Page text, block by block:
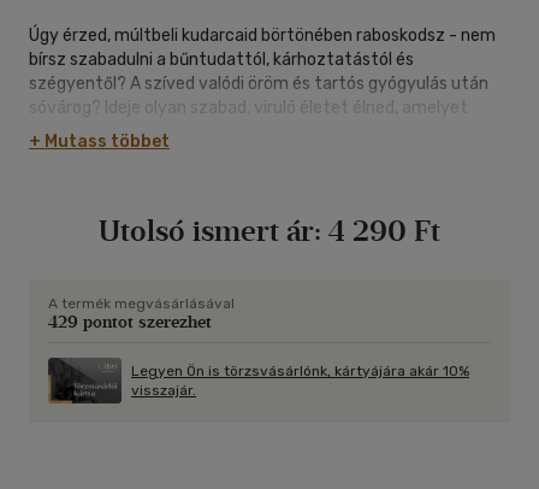
Úgy érzed, múltbeli kudarcaid börtönében raboskodsz - nem
bírsz szabadulni a bűntudattól, kárhoztatástól és
szégyentől? A szíved valódi öröm és tartós gyógyulás után
sóvárog? Ideje olyan szabad, viruló életet élned, amelyet
Isten mindig is szánt neked!
tartasz is ma - lehetsz bizonytalan tini, bántalmazott
Olvasd el ezt a könyvet, ha...
titkát.
- meg akarod tudni, hogyan szabadulhatnál meg az alacsony
+ Mutass többet
Utolsó ismert ár: 4 290 Ft
A termék megvásárlásával
429 pontot szerezhet
Legyen Ön is törzsvásárlónk, kártyájára akár 10%
visszajár.